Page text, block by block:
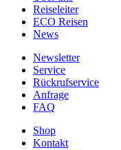
Reiseleiter
ECO Reisen
News
Newsletter
Service
Rückrufservice
Anfrage
FAQ
Shop
Kontakt